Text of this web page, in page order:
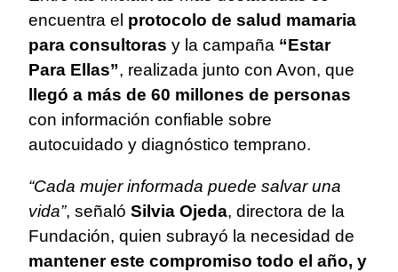
encuentra el protocolo de salud mamaria
para consultoras y la campaña “Estar
Para Ellas”, realizada junto con Avon, que
llegó a más de 60 millones de personas
con información confiable sobre
autocuidado y diagnóstico temprano.
“Cada mujer informada puede salvar una
vida”, señaló Silvia Ojeda, directora de la
Fundación, quien subrayó la necesidad de
mantener este compromiso todo el año, y